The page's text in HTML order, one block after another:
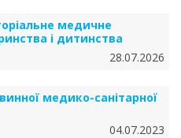
медичне
і дитинства
28.07.2026
медико-санітарної
04.07.2023